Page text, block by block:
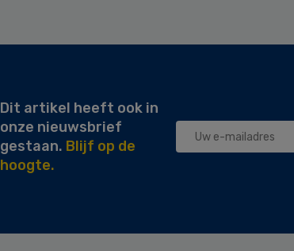
Dit artikel heeft ook in
onze nieuwsbrief
gestaan. Blijf op de
hoogte.